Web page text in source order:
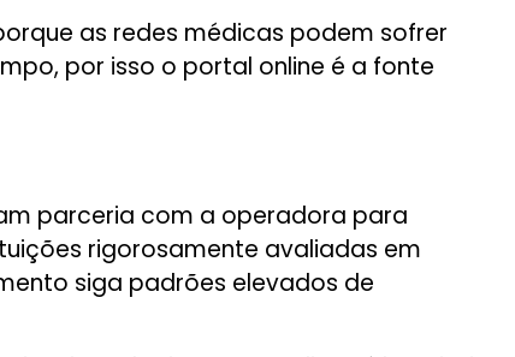
as redes médicas podem sofrer
por isso o portal online é a fonte
parceria com a operadora para
rigorosamente avaliadas em
siga padrões elevados de